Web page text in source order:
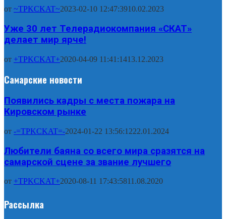
от ~TPKCKAT~2023-02-10 12:47:3910.02.2023
Уже 30 лет Телерадиокомпания «СКАТ»
делает мир ярче!
от +TPKCKAT+2020-04-09 11:41:1413.12.2023
Самарские новости
Появились кадры с места пожара на
Кировском рынке
от -=TPKCKAT=-2024-01-22 13:56:1222.01.2024
Любители баяна со всего мира сразятся на
самарской сцене за звание лучшего
от +TPKCKAT+2020-08-11 17:43:5811.08.2020
Рассылка